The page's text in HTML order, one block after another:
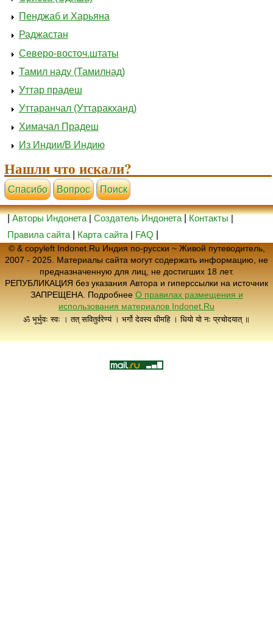
Пенджаб и Харьяна
Раджастан
Северо-восточ.штаты
Тамил наду (Тамилнад)
Уттар прадеш
Уттаранчал (Уттаракханд)
Химачал Прадеш
Из Индии/В Индию
Нашли что искали?
Cпасибо Вопрос Поиск
|Авторы Индонета|Создатель Индонета|Контакты|
Правила сайта
Карта сайта | FAQ
© & copyleft Indonet.Ru Индия по-русски ~ Живой путеводитель,
2007 - 2025. Материалы сайта могут содержать информацию, не
предназначенную для лиц, не достигших 18 лет.
РЕПУБЛИКАЦИЯ без указания Автора и гиперссылки на источник
ЗАПРЕЩЕНА. Подробнее О правилах размещения и
использования материалов Indonet.Ru
ॐ भूर्भुवः स्वः । तत् सवितुर्वरेण्यं । भर्गो देवस्य धीमहि । धियो यो नः प्रचोदयात् ॥